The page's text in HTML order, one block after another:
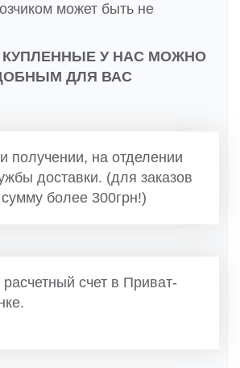
может быть не
У НАС МОЖНО
ДЛЯ ВАС
получении, на отделении
доставки. (для заказов
более 300грн!)
счет в Приват-